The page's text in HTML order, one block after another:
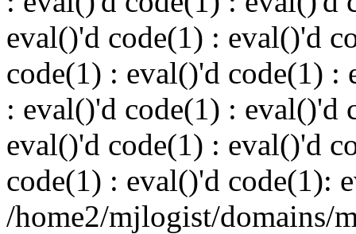
eval()'d code(1) : eval()'d
code(1) : eval()'d code(1) :
: eval()'d code(1) : eval()'d
eval()'d code(1) : eval()'d
code(1) : eval()'d code(1):
/home2/mjlogist/domains/